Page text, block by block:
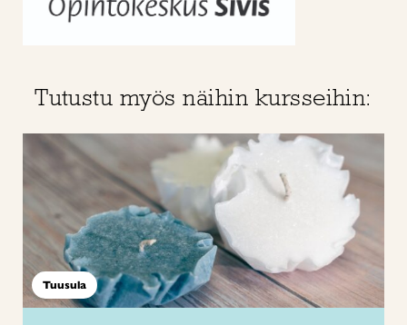
Tutustu myös näihin kursseihin:
Tuusula